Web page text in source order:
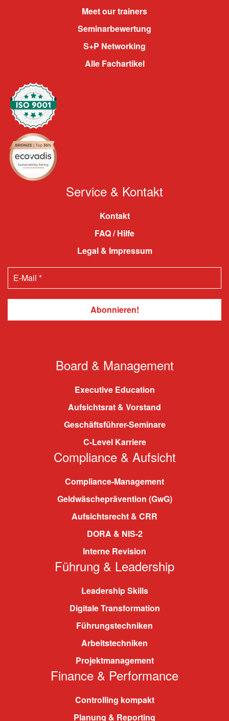
Meet our trainers
Seminarbewertung
S+P Networking
Alle Fachartikel
Service & Kontakt
Kontakt
FAQ / Hilfe
Legal & Impressum
Board & Management
Executive Education
Aufsichtsrat & Vorstand
Geschäftsführer-Seminare
C-Level Karriere
Compliance & Aufsicht
Compliance-Management
Geldwäscheprävention (GwG)
Aufsichtsrecht & CRR
DORA & NIS-2
Interne Revision
Führung & Leadership
Leadership Skills
Digitale Transformation
Führungstechniken
Arbeitstechniken
Projektmanagement
Finance & Performance
Controlling kompakt
Planung & Reporting